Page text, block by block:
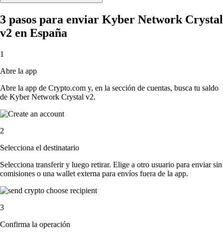
3 pasos para enviar Kyber Network Crystal
v2 en España
1
Abre la app
Abre la app de Crypto.com y, en la sección de cuentas, busca tu saldo
de Kyber Network Crystal v2.
2
Selecciona el destinatario
Selecciona transferir y luego retirar. Elige a otro usuario para enviar sin
comisiones o una wallet externa para envíos fuera de la app.
3
Confirma la operación